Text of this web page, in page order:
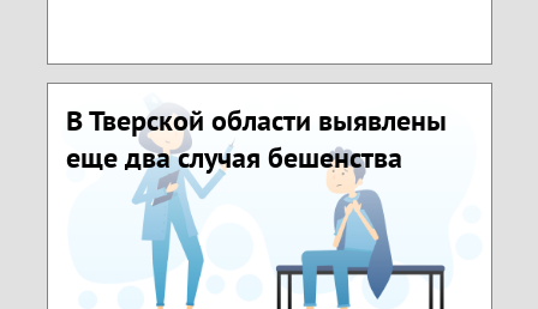
В Тверской области выявлены
еще два случая бешенства